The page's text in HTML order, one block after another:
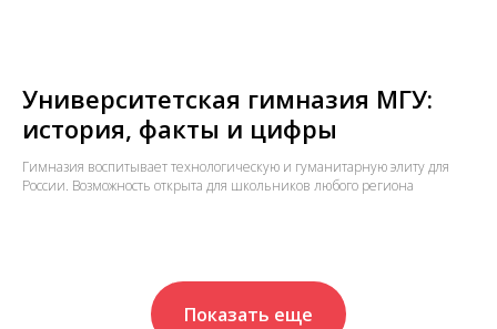
Университетская гимназия МГУ:
история, факты и цифры
Гимназия воспитывает технологическую и гуманитарную элиту для
России. Возможность открыта для школьников любого региона
Показать еще